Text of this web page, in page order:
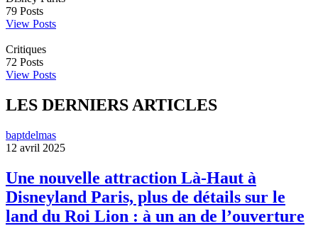
79 Posts
View Posts
Critiques
72 Posts
View Posts
LES DERNIERS ARTICLES
baptdelmas
12 avril 2025
Une nouvelle attraction Là-Haut à
Disneyland Paris, plus de détails sur le
land du Roi Lion : à un an de l’ouverture